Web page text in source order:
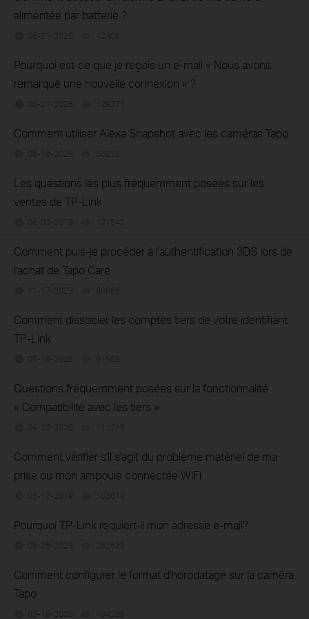
alimentée par batterie ?
08-21-2025 42405
Pourquoi est-ce que je reçois un e-mail « Nous avons
remarqué une nouvelle connexion » ?
08-21-2025 129371
Comment utiliser Alexa Snapshot avec les caméras Tapo
08-19-2025 56232
Les questions les plus fréquemment posées sur les
ventes de TP-Link
06-03-2019 121542
Comment puis-je procéder à l'authentification 3DS lors de
l'achat de Tapo Care
11-17-2023 90666
Comment dissocier les comptes tiers de votre identifiant
TP-Link
05-16-2025 81589
Questions fréquemment posées sur la fonctionnalité
« Compatibilité avec les tiers »
04-22-2025 111215
Comment vérifier s'il s'agit du problème matériel de ma
prise ou mon ampoule connectée WiFi
05-17-2019 103619
Pourquoi TP-Link requiert-il mon adresse e-mail?
08-25-2023 282633
Comment configurer le format d'horodatage sur la caméra
Tapo
03-19-2025 104286